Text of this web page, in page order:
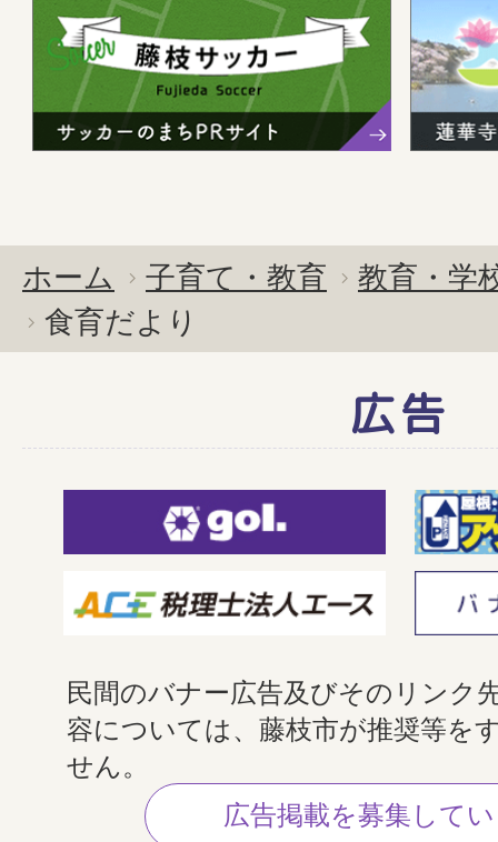
ホーム 子育て・教育
教育・学
食育だより
広告
民間のバナー広告及びそのリンク
容については、藤枝市が推奨等を
せん。
広告掲載を募集して